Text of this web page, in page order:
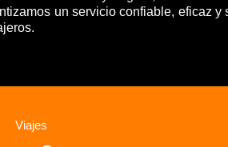
un servicio confiable, eficaz
Viajes